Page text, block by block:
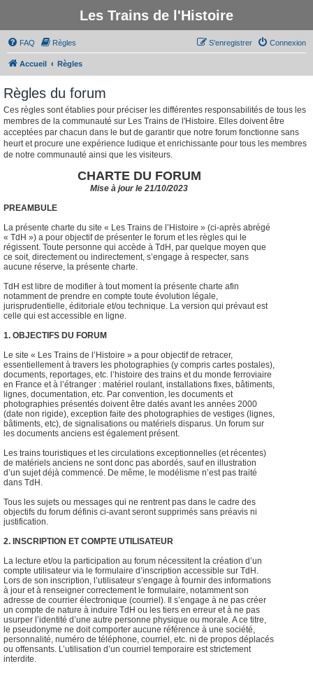
Les Trains de l'Histoire
FAQ Règles Connexion
S’enregistrer
Accueil Règles
Règles du forum
Ces règles sont établies pour préciser les différentes responsabilités de tous les
membres de la communauté sur Les Trains de l'Histoire. Elles doivent être
acceptées par chacun dans le but de garantir que notre forum fonctionne sans
heurt et procure une expérience ludique et enrichissante pour tous les membres
de notre communauté ainsi que les visiteurs.
CHARTE DU FORUM
Mise à jour le 21/10/2023
PREAMBULE
La présente charte du site « Les Trains de l’Histoire » (ci-après abrégé
« TdH ») a pour objectif de présenter le forum et les règles qui le
régissent. Toute personne qui accède à TdH, par quelque moyen que
ce soit, directement ou indirectement, s’engage à respecter, sans
aucune réserve, la présente charte.
TdH est libre de modifier à tout moment la présente charte afin
notamment de prendre en compte toute évolution légale,
jurisprudentielle, éditoriale et/ou technique. La version qui prévaut est
celle qui est accessible en ligne.
1. OBJECTIFS DU FORUM
Le site « Les Trains de l’Histoire » a pour objectif de retracer,
essentiellement à travers les photographies (y compris cartes postales),
documents, reportages, etc. l’histoire des trains et du monde ferroviaire
en France et à l’étranger : matériel roulant, installations fixes, bâtiments,
lignes, documentation, etc. Par convention, les documents et
photographies présentés doivent être datés avant les années 2000
(date non rigide), exception faite des photographies de vestiges (lignes,
bâtiments, etc), de signalisations ou matériels disparus. Un forum sur
les documents anciens est également présent.
Les trains touristiques et les circulations exceptionnelles (et récentes)
de matériels anciens ne sont donc pas abordés, sauf en illustration
d’un sujet déjà commencé. De même, le modélisme n’est pas traité
dans TdH.
Tous les sujets ou messages qui ne rentrent pas dans le cadre des
objectifs du forum définis ci-avant seront supprimés sans préavis ni
justification.
2. INSCRIPTION ET COMPTE UTILISATEUR
La lecture et/ou la participation au forum nécessitent la création d’un
compte utilisateur via le formulaire d’inscription accessible sur TdH.
Lors de son inscription, l’utilisateur s’engage à fournir des informations
à jour et à renseigner correctement le formulaire, notamment son
adresse de courrier électronique (courriel). Il s’engage à ne pas créer
un compte de nature à induire TdH ou les tiers en erreur et à ne pas
usurper l’identité d’une autre personne physique ou morale. A ce titre,
le pseudonyme ne doit comporter aucune référence à une société,
personnalité, numéro de téléphone, courriel, etc. ni de propos déplacés
ou offensants. L’utilisation d’un courriel temporaire est strictement
interdite.